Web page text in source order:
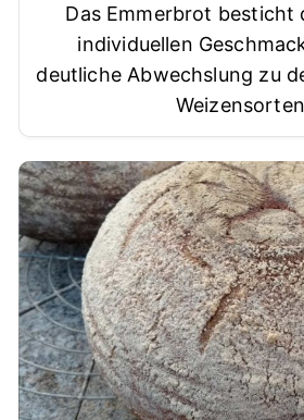
Das Emmerbrot besticht
individuellen
deutliche Abwechslung zu